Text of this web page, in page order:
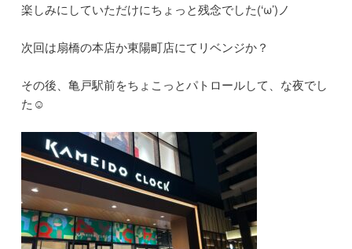
楽しみにしていただけにちょっと残念でした(‘ω’)ノ
次回は扇橋の本店か東陽町店にてリベンジか？
その後、亀戸駅前をちょこっとパトロールして、な夜でし
た☺